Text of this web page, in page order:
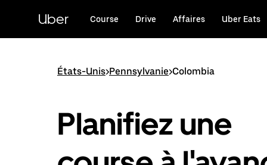
principal
Uber Course Drive Affaires Uber Eats
États-Unis>Pennsylvanie>Colombia
Planifiez une